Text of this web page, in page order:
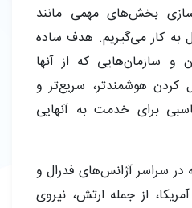
بخش‌های مهمی مانند
به کار می‌گیریم. هدف ساده
سازمان‌هایی که از آنها
هوشمندتر، سریع‌تر و
برای خدمت به آنهایی
سراسر آژانس‌های فدرال و
از جمله ارتش، نیروی